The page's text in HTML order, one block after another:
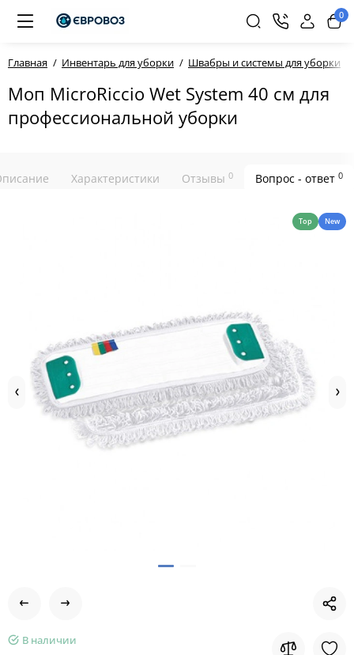
0
Главная Инвентарь для уборки Швабры и системы для уборки
Моп MicroRiccio Wet System 40 см для
профессиональной уборки
Характеристики Отзывы 0 Вопрос - ответ 0
Top New
В наличии